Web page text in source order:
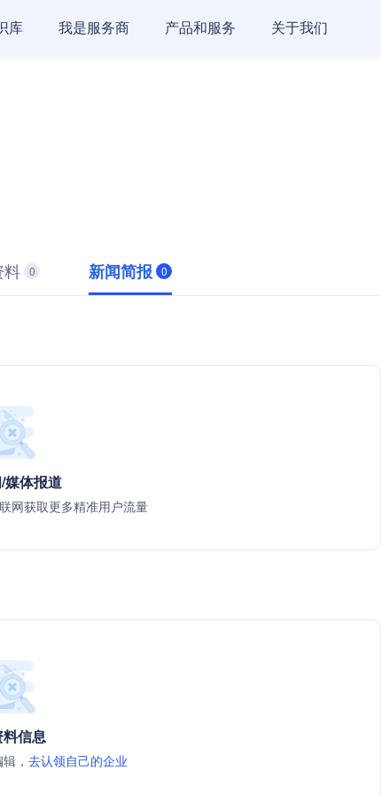
库 我是服务商 产品和服务 关于我们
料 0 新闻简报 0
媒体报道
网获取更多精准用户流量
信息
， 去认领自己的企业